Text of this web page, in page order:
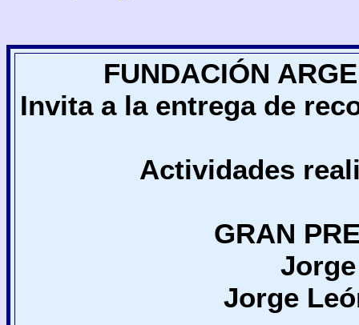
FUNDACIÓN
Invita a la entrega de
Actividades
GRAN
Jorge